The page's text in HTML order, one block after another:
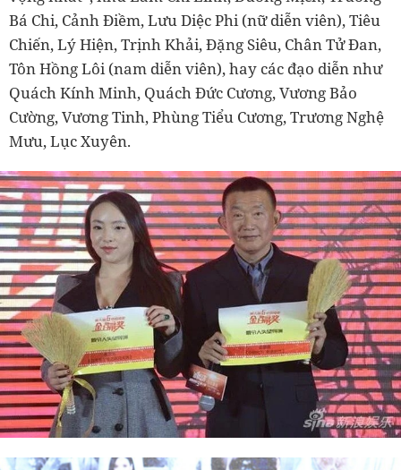
Bá Chi, Cảnh Điềm, Lưu Diệc Phi (nữ diễn viên), Tiêu
Chiến, Lý Hiện, Trịnh Khải, Đặng Siêu, Chân Tử Đan,
Tôn Hồng Lôi (nam diễn viên), hay các đạo diễn như
Quách Kính Minh, Quách Đức Cương, Vương Bảo
Cường, Vương Tinh, Phùng Tiểu Cương, Trương Nghệ
Mưu, Lục Xuyên.